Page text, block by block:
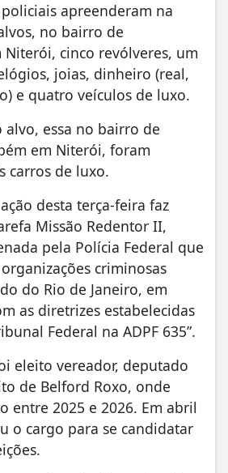
apreenderam na
no bairro de
Niterói, cinco revólveres, um
joias, dinheiro (real,
e quatro veículos de luxo.
alvo, essa no bairro de
em Niterói, foram
carros de luxo.
desta terça-feira faz
Missão Redentor II,
pela Polícia Federal que
criminosas
do Rio de Janeiro, em
as diretrizes estabelecidas
Federal na ADPF 635”.
eleito vereador, deputado
de Belford Roxo, onde
entre 2025 e 2026. Em abril
o cargo para se candidatar